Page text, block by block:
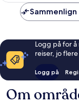
Logg på for
reiser, jo
Logg på
Om